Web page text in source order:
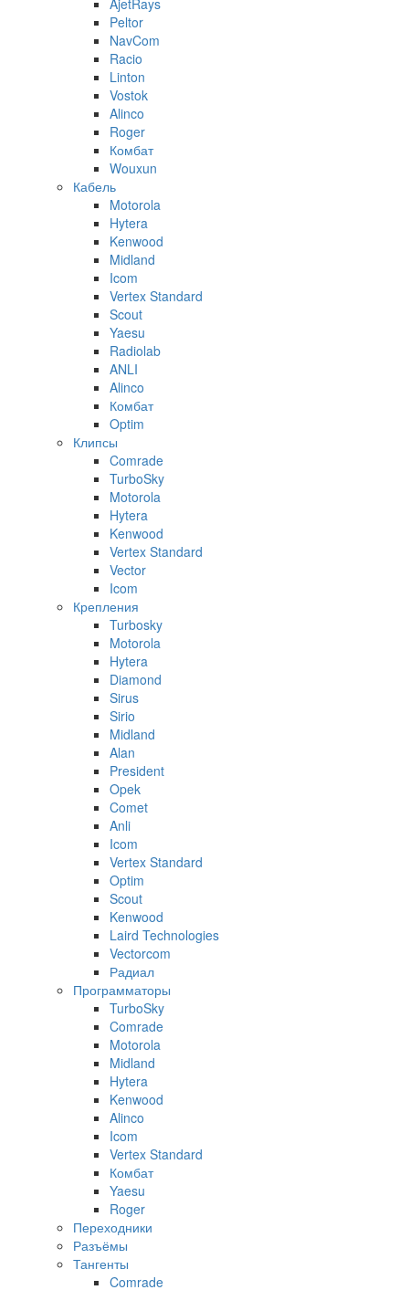
Peltor
NavCom
Racio
Linton
Vostok
Alinco
Roger
Комбат
Wouxun
Кабель
Motorola
Hytera
Kenwood
Midland
Icom
Vertex Standard
Scout
Yaesu
Radiolab
ANLI
Alinco
Комбат
Optim
Клипсы
Comrade
TurboSky
Motorola
Hytera
Kenwood
Vertex Standard
Vector
Icom
Крепления
Turbosky
Motorola
Hytera
Diamond
Sirus
Sirio
Midland
Alan
President
Opek
Comet
Anli
Icom
Vertex Standard
Optim
Scout
Kenwood
Laird Technologies
Vectorcom
Радиал
Программаторы
TurboSky
Comrade
Motorola
Midland
Hytera
Kenwood
Alinco
Icom
Vertex Standard
Комбат
Yaesu
Roger
Переходники
Разъёмы
Тангенты
Comrade